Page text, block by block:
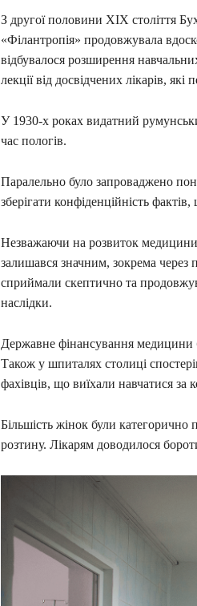
З другої половини ХІХ століття
«Філантропія» продовжувала
відбувалося розширення
лекції від досвідчених лікарів,
У 1930-х роках видатний
час пологів.
Паралельно було запроваджено
зберігати конфіденційність
Незважаючи на розвиток медицини,
залишався значним, зокрема через
сприймали скептично та
наслідки.
Державне фінансування медицини
Також у шпиталях столиці
фахівців, що виїхали навчатися за
Більшість жінок були категорично
розтину. Лікарям доводилося